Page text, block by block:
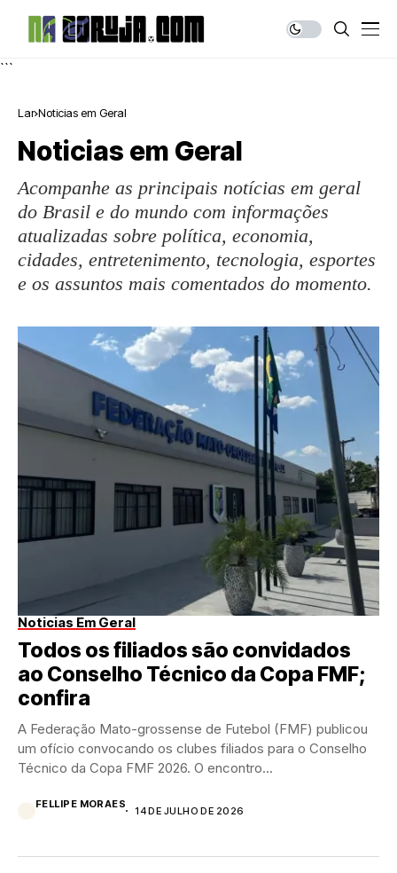
```
Lar Noticias em Geral
Noticias em Geral
Acompanhe as principais notícias em geral
do Brasil e do mundo com informações
atualizadas sobre política, economia,
cidades, entretenimento, tecnologia, esportes
e os assuntos mais comentados do momento.
Noticias Em Geral
Todos os filiados são convidados
ao Conselho Técnico da Copa FMF;
confira
A Federação Mato-grossense de Futebol (FMF) publicou
um ofício convocando os clubes filiados para o Conselho
Técnico da Copa FMF 2026. O encontro...
FELLIPE MORAES
14 DE JULHO DE 2026